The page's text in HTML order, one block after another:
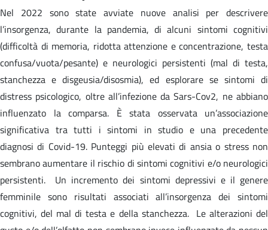
Nel 2022 sono state avviate nuove analisi per descrivere
l’insorgenza, durante la pandemia, di alcuni sintomi cognitivi
(difficoltà di memoria, ridotta attenzione e concentrazione, testa
confusa/vuota/pesante) e neurologici persistenti (mal di testa,
stanchezza e disgeusia/disosmia), ed esplorare se sintomi di
distress psicologico, oltre all’infezione da Sars-Cov2, ne abbiano
influenzato la comparsa. È stata osservata un’associazione
significativa tra tutti i sintomi in studio e una precedente
diagnosi di Covid-19. Punteggi più elevati di ansia o stress non
sembrano aumentare il rischio di sintomi cognitivi e/o neurologici
persistenti. Un incremento dei sintomi depressivi e il genere
femminile sono risultati associati all’insorgenza dei sintomi
cognitivi, del mal di testa e della stanchezza. Le alterazioni del